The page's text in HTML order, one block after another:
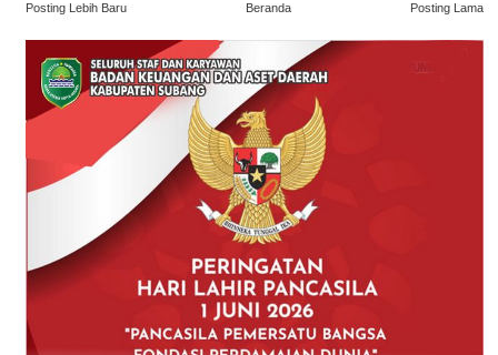
Posting Lebih Baru Posting Lama
Beranda